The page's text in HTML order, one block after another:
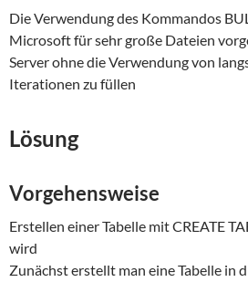
Die Verwendung des Kommandos
Microsoft für sehr große Dateien
Server ohne die Verwendung von
Iterationen zu füllen
Lösung
Vorgehensweise
Erstellen einer Tabelle mit CREATE
wird
Zunächst erstellt man eine Tabelle in